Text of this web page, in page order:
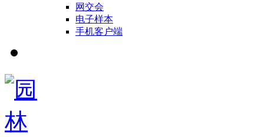
网交会
电子样本
手机客户端